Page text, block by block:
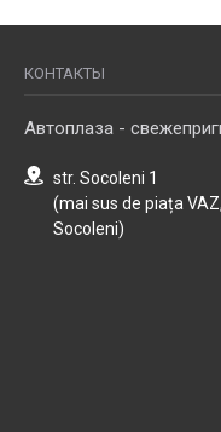
КОНТАКТЫ
Автоплаза -
str. Socoleni 1
(mai sus de piața
Socoleni)